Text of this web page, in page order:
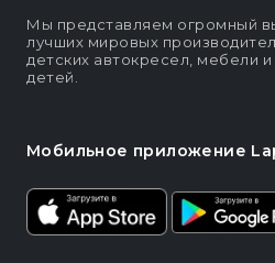
Мы представляем огромный
лучших мировых
детских автокресел, мебели
детей.
Мобильное приложение